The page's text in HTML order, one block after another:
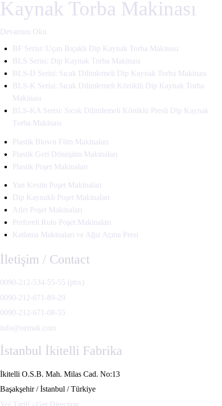
Kaynak Torba Makinası
Devamını Oku
BF Serisi: Uçan Bıçaklı Dip Kaynak Torba Makinası
BLS Serisi: Dip Kaynak Torba Makinası
BLS-D Serisi: Sıcak Dilimlemeli Dip Kaynak Torba Makinası
BLS-K Serisi: Sıcak Dilimlemeli Körüklü Dip Kaynak Torba
Makinası
BLS-KA Serisi: Sıcak Dilimlemeli Körüklü Presli Dip Kaynak
Torba Makinası
Plastik Blown Film Makinaları
Plastik Geri Dönüşüm Makinaları
Plastik Poşet Makinaları
Yan Kesim Poşet Makinaları
Dip Kaynaklı Poşet Makinaları
Atlet Poşet Makinaları
Perforeli Rulo Poşet Makinaları
Katlama Makinaları ve Ağız Açma Presi
İletişim / Contact
0090-212-534-55-55 (pbx)
0090-212-671-89-29
0090-212-671-08-55
info@ozmak.com
İstanbul İkitelli Fabrika
İkitelli O.S.B. Mah. Milas Cad. No:13
Başakşehir / İstanbul / Türkiye
Yol Tarifi - Get Direction